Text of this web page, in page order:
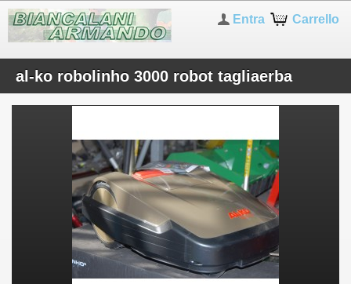
Carrello
Entra
al-ko robolinho 3000 robot tagliaerba